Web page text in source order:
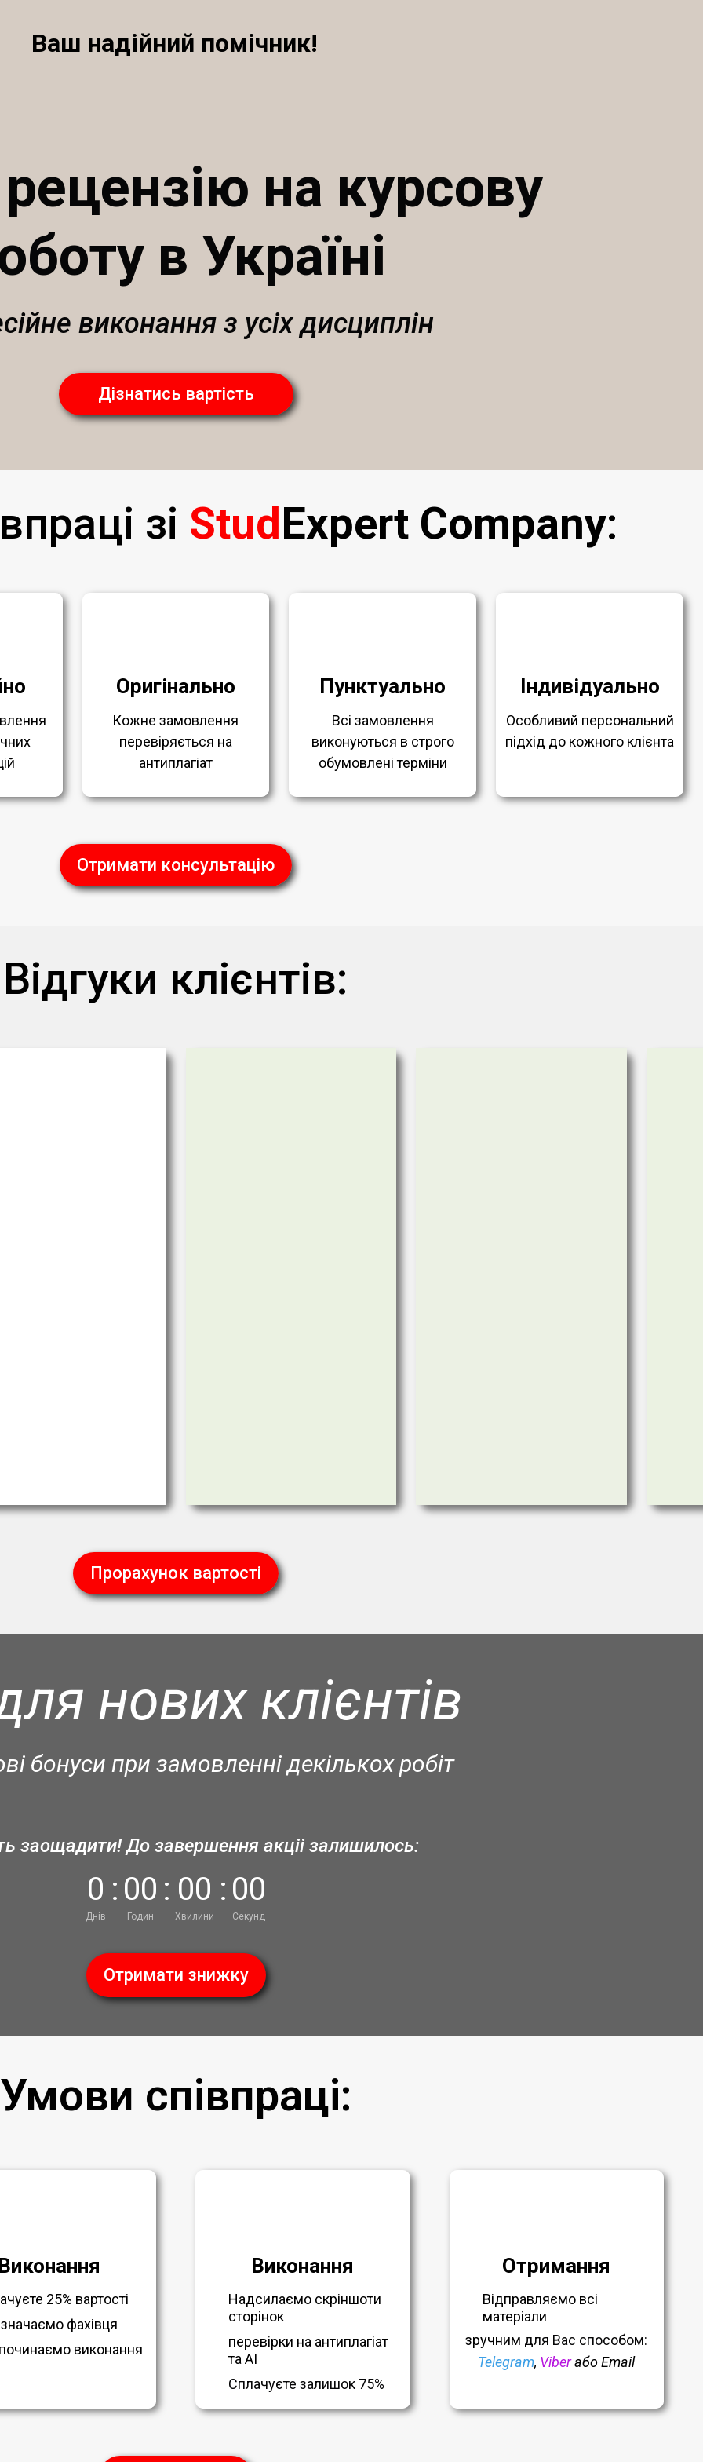
Ваш надійний помічник!
на курсову
в Україні
виконання з усіх дисциплін
Дізнатись вартість
зі StudExpert Company:
Оригінально
Кожне замовлення
перевіряється на
антиплагіат
Пунктуально
Всі замовлення
виконуються в строго
обумовлені терміни
Індивідуально
Особливий персональний
підхід до кожного клієнта
Отримати консультацію
Відгуки клієнтів:
Прорахунок вартості
нових клієнтів
бонуси при замовленні декількох робіт
заощадити! До завершення акціі залишилось:
0
Днів
: 00
Годин
: 00
Хвилини
: 00
Секунд
Отримати знижку
Умови співпраці:
25% вартості
фахівця
виконання
Виконання
Надсилаємо скріншоти
сторінок
перевірки на антиплагіат
та AI
Сплачуєте залишок 75%
Отримання
Відправляємо всі
матеріали
зручним для Вас способом:
Telegram, Viberабо Email